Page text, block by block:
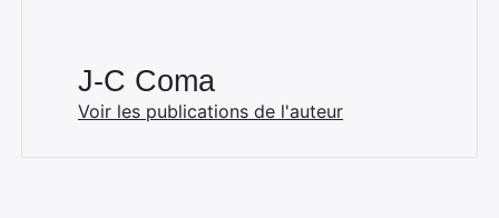
J-C Coma
Voir les publications de l'auteur